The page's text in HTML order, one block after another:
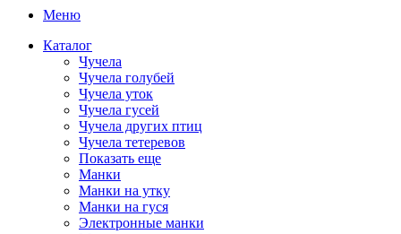
Меню
Каталог
Чучела
Чучела голубей
Чучела уток
Чучела гусей
Чучела других птиц
Чучела тетеревов
Показать еще
Манки
Манки на утку
Манки на гуся
Электронные манки